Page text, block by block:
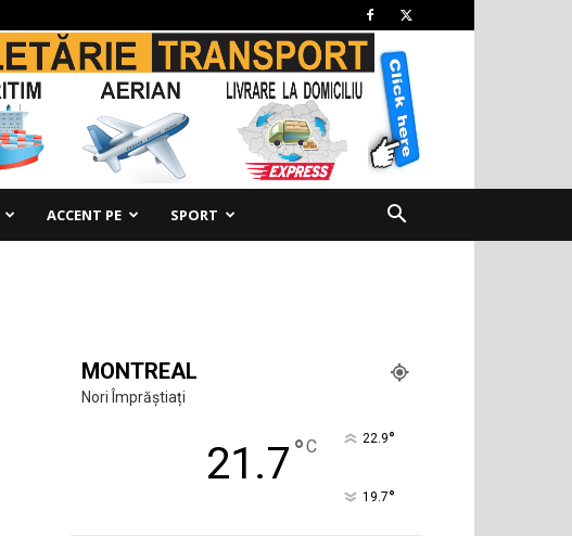
ACCENT PE SPORT
MONTREAL
Nori Împrăștiați
21.7°C 22.9°
19.7°